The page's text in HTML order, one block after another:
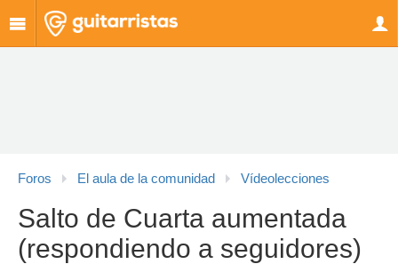
Foros El aula de la comunidad Vídeolecciones
Salto de Cuarta aumentada
(respondiendo a seguidores)